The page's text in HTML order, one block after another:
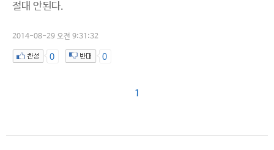
절대 안된다.
2014-08-29 오전 9:31:32
0 0
1